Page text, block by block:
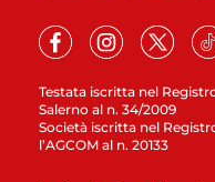
Testata iscritta nel
Salerno al n. 34/2009
Società iscritta nel
l’AGCOM al n. 20133